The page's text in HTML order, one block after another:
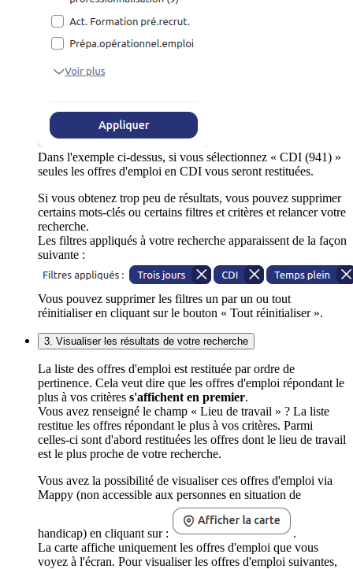
Dans l'exemple ci-dessus, si vous sélectionnez « CDI (941) »
seules les offres d'emploi en CDI vous seront restituées.
Si vous obtenez trop peu de résultats, vous pouvez supprimer
certains mots-clés ou certains filtres et critères et relancer votre
recherche.
Les filtres appliqués à votre recherche apparaissent de la façon
suivante :
Vous pouvez supprimer les filtres un par un ou tout
réinitialiser en cliquant sur le bouton « Tout réinitialiser ».
3. Visualiser les résultats de votre recherche
La liste des offres d'emploi est restituée par ordre de
pertinence. Cela veut dire que les offres d'emploi répondant le
plus à vos critères s'affichent en premier.
Vous avez renseigné le champ « Lieu de travail » ? La liste
restitue les offres répondant le plus à vos critères. Parmi
celles-ci sont d'abord restituées les offres dont le lieu de travail
est le plus proche de votre recherche.
Vous avez la possibilité de visualiser ces offres d'emploi via
Mappy (non accessible aux personnes en situation de
handicap) en cliquant sur :
.
La carte affiche uniquement les offres d'emploi que vous
voyez à l'écran. Pour visualiser les offres d'emploi suivantes,